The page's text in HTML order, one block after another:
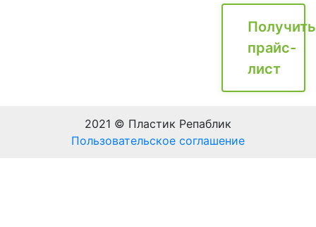
Получить
прайс-
лист
2021 © Пластик Репаблик
Пользовательское соглашение